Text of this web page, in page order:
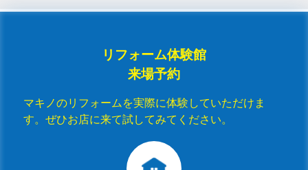
リフォーム体験館
来場予約
マキノのリフォームを実際に体験していただけま
す。ぜひお店に来て試してみてください。